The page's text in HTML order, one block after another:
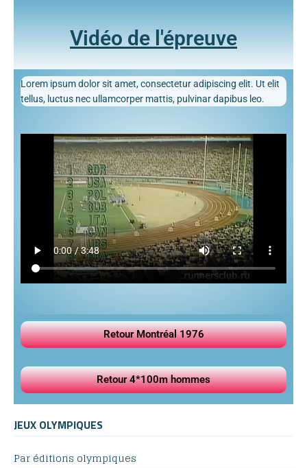
Vidéo de l'épreuve
Lorem ipsum dolor sit amet, consectetur adipiscing elit. Ut elit
tellus, luctus nec ullamcorper mattis, pulvinar dapibus leo.
Retour Montréal 1976
Retour 4*100m hommes
JEUX OLYMPIQUES
Par éditions olympiques